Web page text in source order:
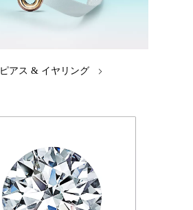
ピアス & イヤリング